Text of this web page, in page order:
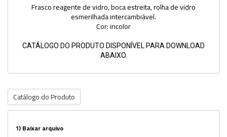
Frasco reagente de vidro, boca estreita, rolha de vidro
esmerilhada intercambiável.
Cor: incolor
CATÁLOGO DO PRODUTO DISPONÍVEL PARA DOWNLOAD
ABAIXO.
Catálogo do Produto
1)Baixar arquivo